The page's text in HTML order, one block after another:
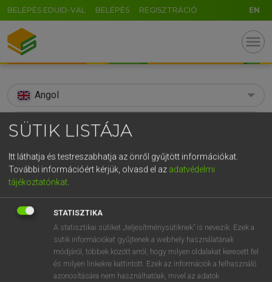
BELÉPÉS EDUID-VAL BELÉPÉS REGISZTRÁCIÓ EN
menu
Angol
search
KERESÉS
TALÁLATOK
spring-hook
Díjmentes angol szótár
Díjmentes angol szótár
SÜTIK LISTÁJA
Itt láthatja és testreszabhatja az önről gyűjtött információkat.
További információért kérjük, olvasd el az adatvédelmi
tájékoztatónkat.
STATISZTIKA
A statisztikai sütiket „teljesítménysütiknek” is nevezik. Ezek a
sütik információkat gyűjtenek a webhely használatának
módjáról, többek között arról, hogy milyen oldalakat keresett fel
és milyen linkekre kattintott. Ezek az információk a felhasználó
azonosítására nem használhatóak, mivel az adatok
5 6 7 8 9 ö ü ó
j k
n m , . - AltGr